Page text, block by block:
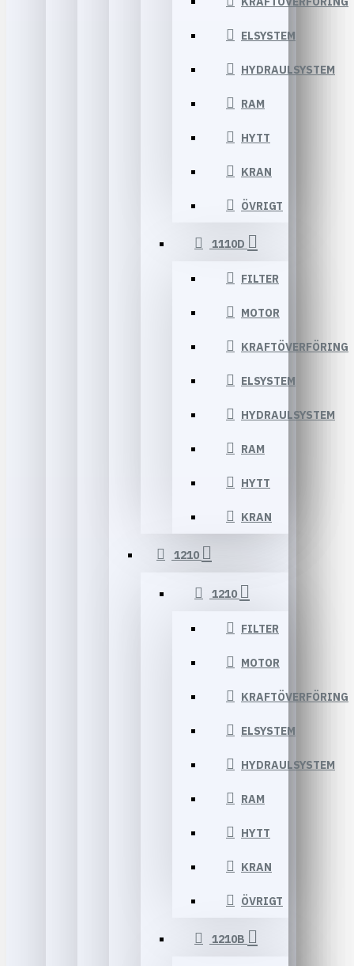
ELSYSTEM
HYDRAULSYSTEM
RAM
HYTT
KRAN
ÖVRIGT
1110D
FILTER
MOTOR
KRAFTÖVERFÖRING
ELSYSTEM
HYDRAULSYSTEM
RAM
HYTT
KRAN
1210
1210
FILTER
MOTOR
KRAFTÖVERFÖRING
ELSYSTEM
HYDRAULSYSTEM
RAM
HYTT
KRAN
ÖVRIGT
1210B